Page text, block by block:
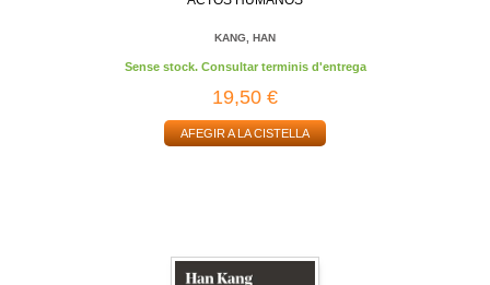
KANG, HAN
Sense stock. Consultar terminis d'entrega
19,50 €
AFEGIR A LA CISTELLA